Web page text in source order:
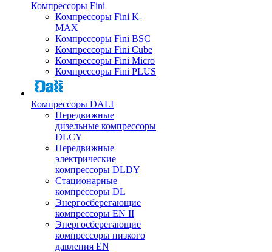
Компрессоры Fini
Компрессоры Fini K-
MAX
Компрессоры Fini BSC
Компрессоры Fini Cube
Компрессоры Fini Micro
Компрессоры Fini PLUS
Компрессоры DALI
Передвижные
дизельные компрессоры
DLCY
Передвижные
электрические
компрессоры DLDY
Стационарные
компрессоры DL
Энергосберегающие
компрессоры EN II
Энергосберегающие
компрессоры низкого
давления EN